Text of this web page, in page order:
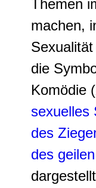
Themen
machen,
die
Komödie
sexuelles
des
des